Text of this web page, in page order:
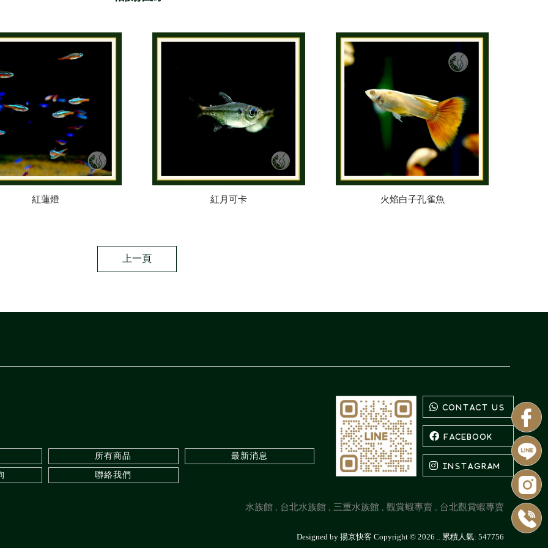
紅蓮燈 紅月可卡 火焰白子孔雀魚
上一頁
所有商品 最新消息
聯絡我們
水族館 台北水族館 三重水族館 觀賞蝦專賣 台北觀賞蝦專賣
Designed by 揚京快客 Copyright © 2026 .. 累積人氣: 547756